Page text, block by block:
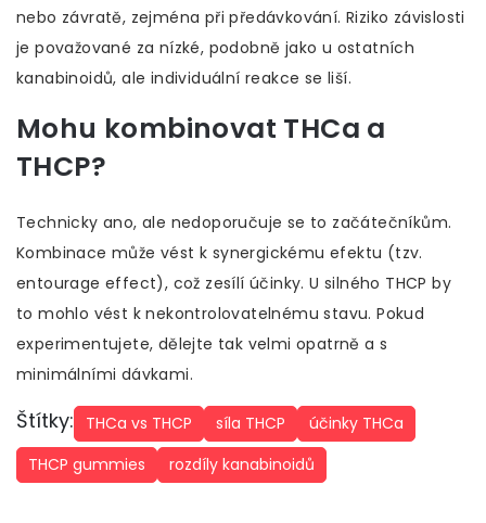
nebo závratě, zejména při předávkování. Riziko závislosti
je považované za nízké, podobně jako u ostatních
kanabinoidů, ale individuální reakce se liší.
Mohu kombinovat THCa a
THCP?
Technicky ano, ale nedoporučuje se to začátečníkům.
Kombinace může vést k synergickému efektu (tzv.
entourage effect), což zesílí účinky. U silného THCP by
to mohlo vést k nekontrolovatelnému stavu. Pokud
experimentujete, dělejte tak velmi opatrně a s
minimálními dávkami.
Štítky: THCa vs THCP síla THCP
účinky THCa
THCP gummies
rozdíly kanabinoidů